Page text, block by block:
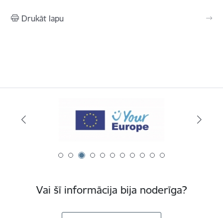
Drukāt lapu
Vai šī informācija bija noderīga?